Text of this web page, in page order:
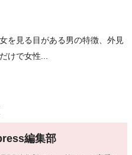
女を見る目がある男の特徴、外見
だけで女性...
編集部